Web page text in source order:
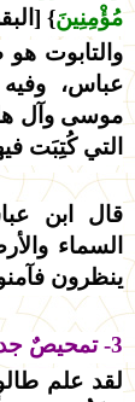
مُؤْمِنِينَ}
والتابوت
عباس، وفيه
موسى وآل
التي كُتِبَت
قال ابن
السماء
ينظرون
3- تمحيصٌ جديد
لقد علم